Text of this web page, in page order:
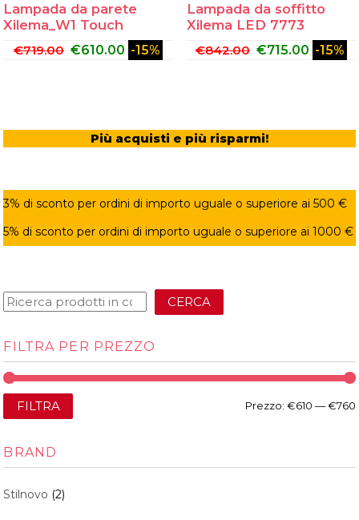
Lampada da parete
Xilema_W1 Touch
€719.00 €610.00 -15%
Lampada da soffitto
Xilema LED 7773
€842.00 €715.00 -15%
Più acquisti e più risparmi!
3% di sconto per ordini di importo uguale o superiore ai 500 €
5% di sconto per ordini di importo uguale o superiore ai 1000 €
CERCA
FILTRA PER PREZZO
FILTRA Prezzo: €610 —€760
BRAND
Stilnovo (2)